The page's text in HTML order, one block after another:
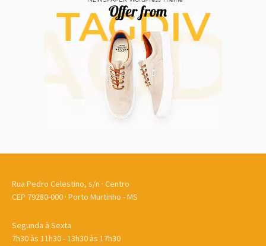
Rua Pedro Celestino, s/n · Centro
CEP 79280-000 · Porto Murtinho - MS
Segunda à Sexta
7h30 às 11h30 - 13h30 às 17h30